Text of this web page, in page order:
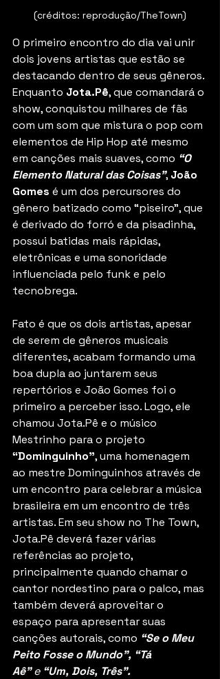
(créditos: reprodução/TheTown)
O primeiro encontro do dia vai unir
dois jovens artistas que estão se
destacando dentro de seus gêneros.
Enquanto Jota.Pê, que comandará o
show, conquistou milhares de fãs
com um som que mistura o pop com
elementos de Hip Hop até mesmo
em canções mais suaves, como “O
Elemento Natural das Coisas”, João
Gomes é um dos percursores do
gênero batizado como “piseiro”, que
é derivado do forró e da pisadinha,
possui batidas mais rápidas,
eletrônicas e uma sonoridade
influenciada pelo funk e pelo
tecnobrega.
Fato é que os dois artistas, apesar
de serem de gêneros musicais
diferentes, acabam formando uma
boa dupla ao juntarem seus
repertórios e João Gomes foi o
primeiro a perceber isso. Logo, ele
chamou Jota.Pê e o músico
Mestrinho para o projeto
“Dominguinho”, uma homenagem
ao mestre Dominguinhos através de
um encontro para celebrar a música
brasileira em um encontro de três
artistas. Em seu show no The Town,
Jota.Pê deverá fazer várias
referências ao projeto,
principalmente quando chamar o
cantor nordestino para o palco, mas
também deverá aproveitar o
espaço para apresentar suas
canções autorais, como “Se o Meu
Peito Fosse o Mundo”, “Tá
Aê” e “Um, Dois, Três”.